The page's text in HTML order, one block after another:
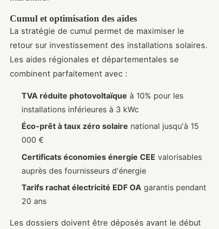
Cumul et optimisation des aides
La stratégie de cumul permet de maximiser le
retour sur investissement des installations solaires.
Les aides régionales et départementales se
combinent parfaitement avec :
TVA réduite photovoltaïque à 10% pour les
installations inférieures à 3 kWc
Éco-prêt à taux zéro solaire national jusqu'à 15
000 €
Certificats économies énergie CEE valorisables
auprès des fournisseurs d'énergie
Tarifs rachat électricité EDF OA garantis pendant
20 ans
Les dossiers doivent être déposés avant le début